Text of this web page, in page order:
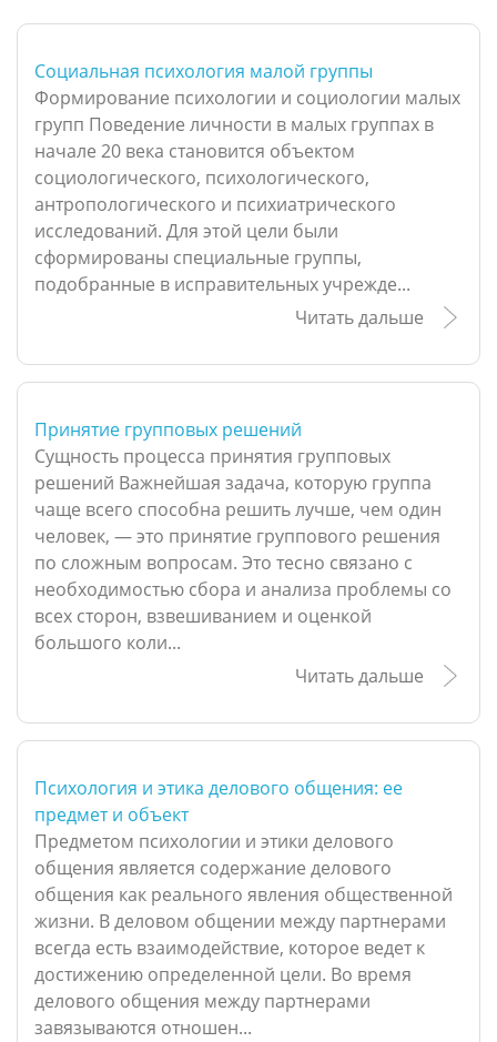
Социальная психология малой группы
Формирование психологии и социологии малых
групп Поведение личности в малых группах в
начале 20 века становится объектом
социологического, психологического,
антропологического и психиатрического
исследований. Для этой цели были
сформированы специальные группы,
подобранные в исправительных учрежде...
Читать дальше
Принятие групповых решений
Сущность процесса принятия групповых
решений Важнейшая задача, которую группа
чаще всего способна решить лучше, чем один
человек, — это принятие группового решения
по сложным вопросам. Это тесно связано с
необходимостью сбора и анализа проблемы со
всех сторон, взвешиванием и оценкой
большого коли...
Читать дальше
Психология и этика делового общения: ее
предмет и объект
Предметом психологии и этики делового
общения является содержание делового
общения как реального явления общественной
жизни. В деловом общении между партнерами
всегда есть взаимодействие, которое ведет к
достижению определенной цели. Во время
делового общения между партнерами
завязываются отношен...